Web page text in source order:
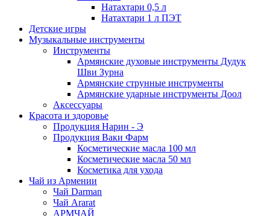
Натахтари 0,5 л
Натахтари 1 л ПЭТ
Детские игры
Музыкальные инструменты
Инструменты
Армянские духовые инструменты Дудук
Шви Зурна
Армянские струнные инструменты
Армянские ударные инструменты Доол
Аксессуары
Красота и здоровье
Продукция Нарин - Э
Продукция Ваки Фарм
Косметические масла 100 мл
Косметические масла 50 мл
Косметика для ухода
Чай из Армении
Чай Darman
Чай Ararat
АРМЧАЙ